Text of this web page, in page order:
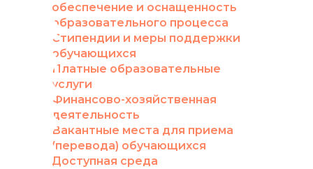
обеспечение и оснащенность
образовательного процесса
Стипендии и меры поддержки
обучающихся
Платные образовательные
услуги
Финансово-хозяйственная
деятельность
Вакантные места для приема
(перевода) обучающихся
Доступная среда